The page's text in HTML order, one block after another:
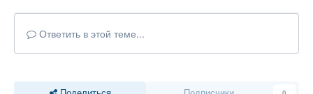
Ответить в этой теме...